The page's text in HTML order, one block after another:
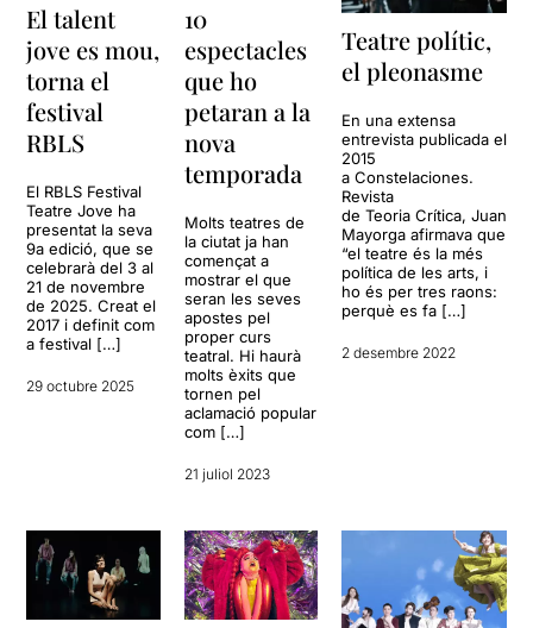
El talent
jove es mou,
torna el
festival
RBLS
El RBLS Festival
Teatre Jove ha
presentat la seva
9a edició, que se
celebrarà del 3 al
21 de novembre
de 2025. Creat el
2017 i definit com
a festival […]
29 octubre 2025
10
espectacles
que ho
petaran a la
nova
temporada
Molts teatres de
la ciutat ja han
començat a
mostrar el que
seran les seves
apostes pel
proper curs
teatral. Hi haurà
molts èxits que
tornen pel
aclamació popular
com […]
21 juliol 2023
Teatre polític,
el pleonasme
En una extensa
entrevista publicada el
2015
a Constelaciones.
Revista
de Teoria Crítica, Juan
Mayorga afirmava que
“el teatre és la més
política de les arts, i
ho és per tres raons:
perquè es fa […]
2 desembre 2022